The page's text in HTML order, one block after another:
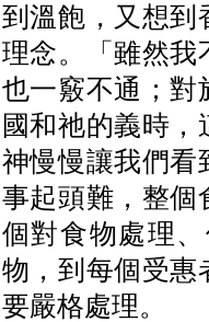
到溫飽，又想到
理念。「雖然我
也一竅不通；對
國和祂的義時
神慢慢讓我們看
事起頭難，整個
個對食物處理
物，到每個受惠
要嚴格處理。